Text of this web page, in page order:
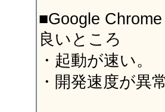
■Google Chrome
良いところ
・起動が速い。
・開発速度が異